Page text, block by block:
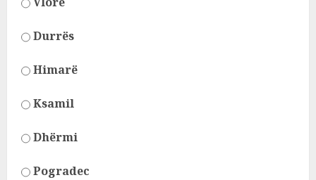
Durrës
Himarë
Ksamil
Dhërmi
Pogradec